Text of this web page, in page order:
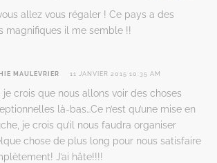
allez vous régaler ! Ce pays a des
magnifiques il me semble !!
MAULEVRIER 11 JANVIER 2015 10:35 AM
je crois que nous allons voir des choses
là-bas…Ce n’est qu’une mise en
je crois qu’il nous faudra organiser
chose de plus long pour nous satisfaire
J’ai hâte!!!!